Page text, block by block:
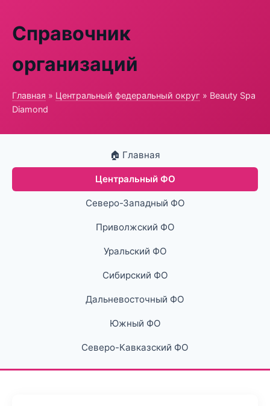
Справочник
организаций
Главная » Центральный федеральный округ » Beauty Spa
Diamond
🏠 Главная
Центральный ФО
Северо-Западный ФО
Приволжский ФО
Уральский ФО
Сибирский ФО
Дальневосточный ФО
Южный ФО
Северо-Кавказский ФО